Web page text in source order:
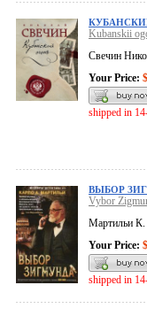
Kubanskii
Свечин
Your Price:
shipped in
ВЫБОР
Vybor
Мартильи К.
Your Price:
shipped in